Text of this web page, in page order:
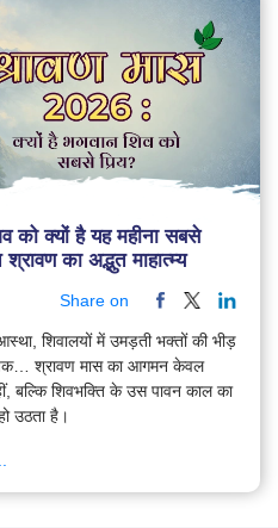
को क्यों है यह महीना सबसे
का अद्भुत माहात्म्य
Share on
शिवालयों में उमड़ती भक्तों की भीड़
श्रावण मास का आगमन केवल
बल्कि शिवभक्ति के उस पावन काल का
उठता है।